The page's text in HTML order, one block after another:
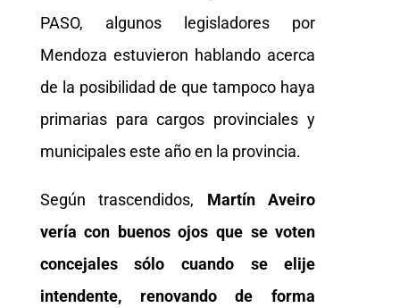
PASO, algunos legisladores por
Mendoza estuvieron hablando acerca
de la posibilidad de que tampoco haya
primarias para cargos provinciales y
municipales este año en la provincia.
Según trascendidos, Martín Aveiro
vería con buenos ojos que se voten
concejales sólo cuando se elije
intendente, renovando de forma